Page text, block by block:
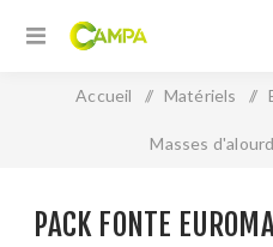
Accueil / Matériels /
Masses
PACK FONTE